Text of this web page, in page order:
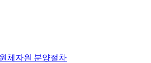
체자원 분양절차